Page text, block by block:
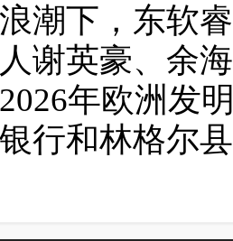
潮下，东软
谢英豪、余
年欧洲发
行和林格尔